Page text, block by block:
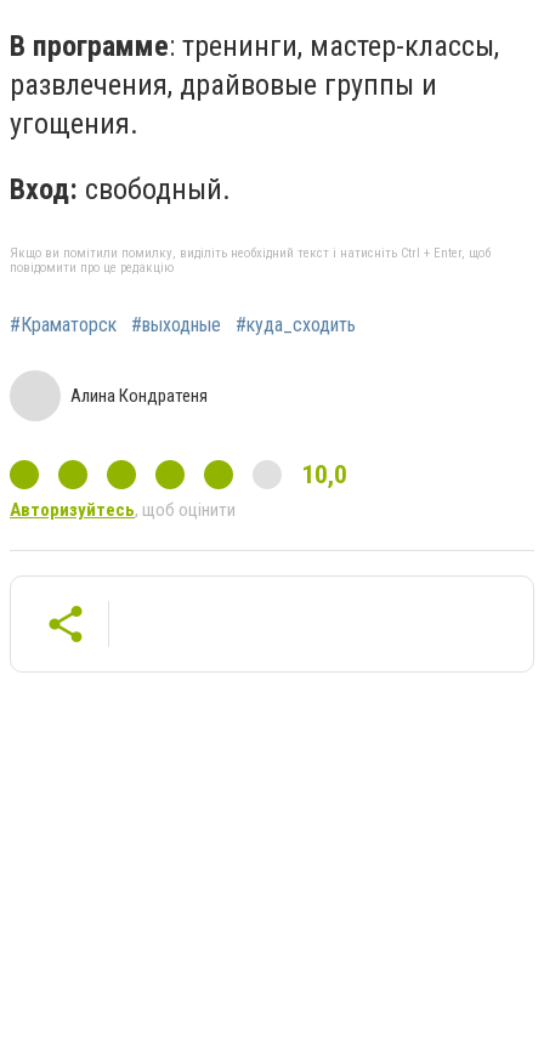
В программе: тренинги, мастер-классы,
развлечения, драйвовые группы и
угощения.
Вход: свободный.
Якщо ви помітили помилку, виділіть необхідний текст і натисніть Ctrl + Enter, щоб
повідомити про це редакцію
#Краматорск #выходные #куда_сходить
Алина Кондратеня
10,0
Авторизуйтесь, щоб оцінити